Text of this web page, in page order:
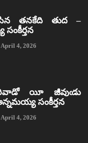
తనకేది తుద –
4, 2026
యీ జీవుఁడు
సంకీర్తన
4, 2026